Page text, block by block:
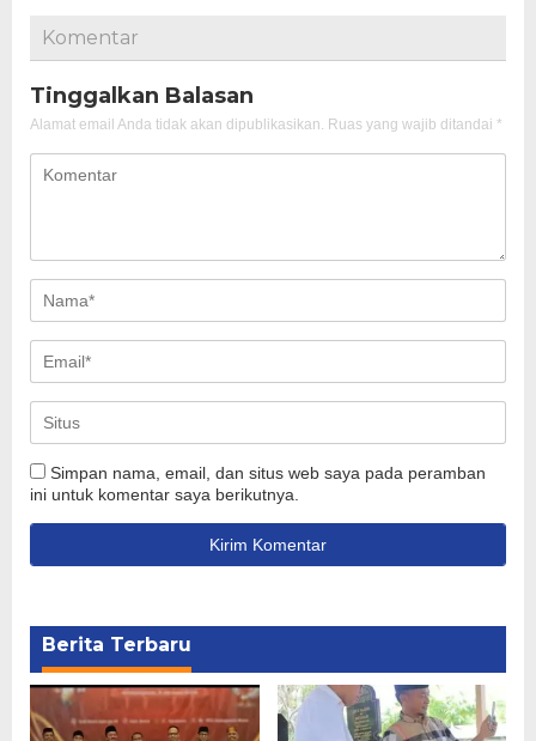
Komentar
Tinggalkan Balasan
Alamat email Anda tidak akan dipublikasikan. Ruas yang wajib ditandai *
Simpan nama, email, dan situs web saya pada peramban
ini untuk komentar saya berikutnya.
Berita Terbaru